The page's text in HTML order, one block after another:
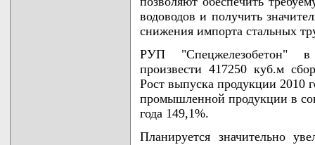
водоводов и получить
снижения импорта стальных
РУП "Спецжелезобетон" в
произвести 417250 куб.м
Рост выпуска продукции 2010
промышленной продукции в
года 149,1%.
Планируется значительно